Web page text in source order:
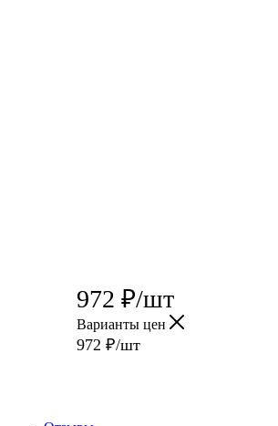
972 ₽/шт
Варианты цен
972 ₽/шт